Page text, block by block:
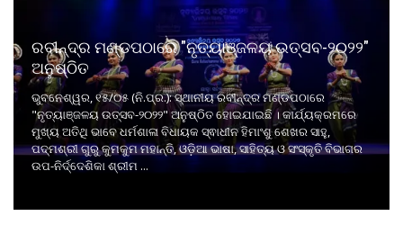
ରବୀନ୍ଦ୍ର ମଣ୍ଡପଠାରେ "ନୃତ୍ୟାଞ୍ଜଳୟ ଉତ୍ସବ-୨୦୨୨"
ଅନୁଷ୍ଠିତ
ଭୁବନେଶ୍ୱର, ୧୫/୦୫ (ନି.ପ୍ର.): ସ୍ଥାନୀୟ ରବୀନ୍ଦ୍ର ମଣ୍ଡପଠାରେ
"ନୃତ୍ୟାଞ୍ଜଳୟ ଉତ୍ସବ-୨୦୨୨" ଅନୁଷ୍ଠିତ ହୋଇଯାଇଛି । କାର୍ଯ୍ୟକ୍ରମରେ
ମୁଖ୍ୟ ଅତିଥି ଭାବେ ଧର୍ମଶାଳା ବିଧାୟକ ସ୍ଵାଧୀନ ହିମାଂଶୁ ଶେଖର ସାହୁ,
ପଦ୍ମଶ୍ରୀ ଗୁରୁ କୁମକୁମ ମହାନ୍ତି, ଓଡ଼ିଆ ଭାଷା, ସାହିତ୍ୟ ଓ ସଂସ୍କୃତି ବିଭାଗର
ଉପ-ନିର୍ଦ୍ଦେଶିକା ଶ୍ରୀମ ...